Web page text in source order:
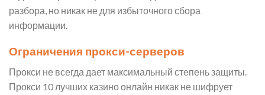
разбора, но никак не для избыточного сбора
информации.
Ограничения прокси-серверов
Прокси не всегда дает максимальный степень защиты.
Прокси 10 лучших казино онлайн никак не шифрует